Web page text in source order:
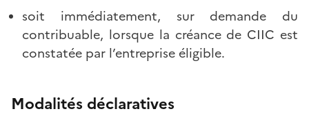
soit immédiatement, sur demande du
contribuable, lorsque la créance de CIIC est
constatée par l’entreprise éligible.
Modalités déclaratives